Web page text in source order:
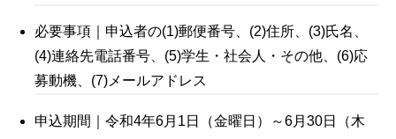
必要事項｜申込者の(1)郵便番号、(2)住所、(3)氏名、
(4)連絡先電話番号、(5)学生・社会人・その他、(6)応
募動機、(7)メールアドレス
申込期間｜令和4年6月1日（金曜日）～6月30日（木